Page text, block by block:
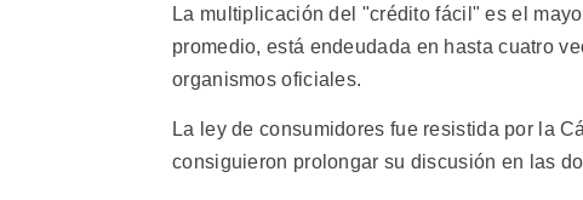
La multiplicación del "crédito fácil" es el
promedio, está endeudada en hasta cuatro
organismos oficiales.
La ley de consumidores fue resistida por la
consiguieron prolongar su discusión en las